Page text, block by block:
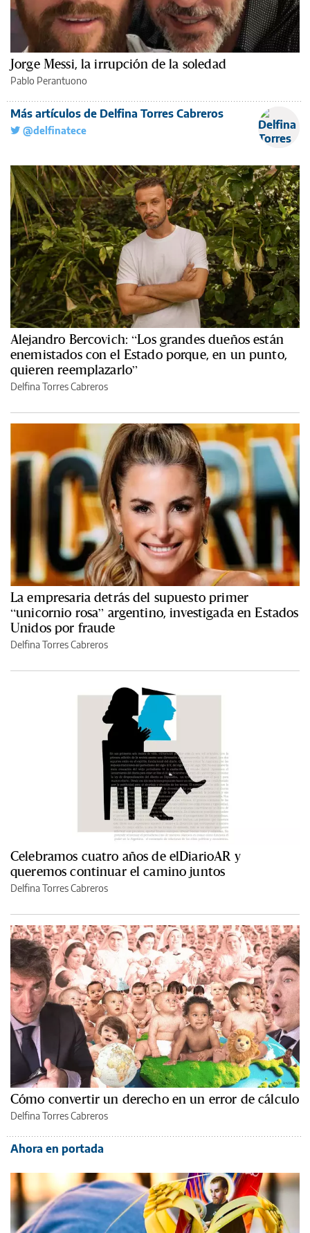
Jorge Messi, la irrupción de la soledad
Pablo Perantuono
Más artículos de Delfina Torres Cabreros
@delfinatece
Alejandro Bercovich: “Los grandes dueños están
enemistados con el Estado porque, en un punto,
quieren reemplazarlo”
Delfina Torres Cabreros
La empresaria detrás del supuesto primer
“unicornio rosa” argentino, investigada en Estados
Unidos por fraude
Delfina Torres Cabreros
Celebramos cuatro años de elDiarioAR y
queremos continuar el camino juntos
Delfina Torres Cabreros
Cómo convertir un derecho en un error de cálculo
Delfina Torres Cabreros
Ahora en portada